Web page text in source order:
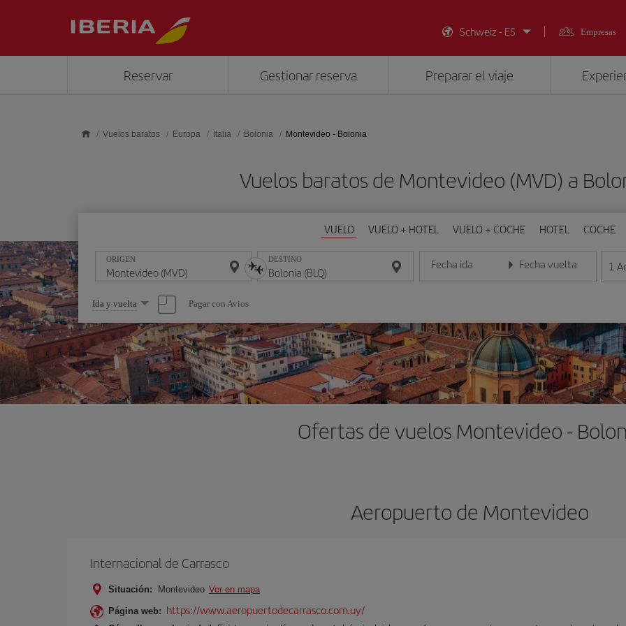
Schweiz - ES
Empresas
Reservar Gestionar reserva Preparar el viaje
Vuelos baratos Europa Italia Bolonia Montevideo - Bolonia
Vuelos baratos de Montevideo (MVD) a
VUELO VUELO + HOTEL VUELO + COCHE HOTEL COCHE
ORIGEN DESTINO Fecha ida
Introduce la fecha en formato día/mes/año
Fecha vuelta
Introduce la fecha en 1
Seleccione
una
opción
Ida y vuelta Pagar con Avios
Ofertas de vuelos Montevideo -
Aeropuerto de Montevideo
Internacional de Carrasco
Situación: Montevideo Ver en mapa
Página web: https://www.aeropuertodecarrasco.com.uy/